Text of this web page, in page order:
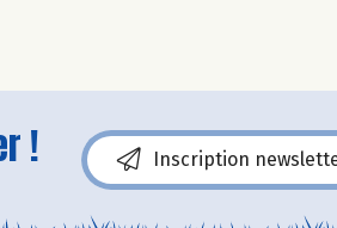
! Inscription